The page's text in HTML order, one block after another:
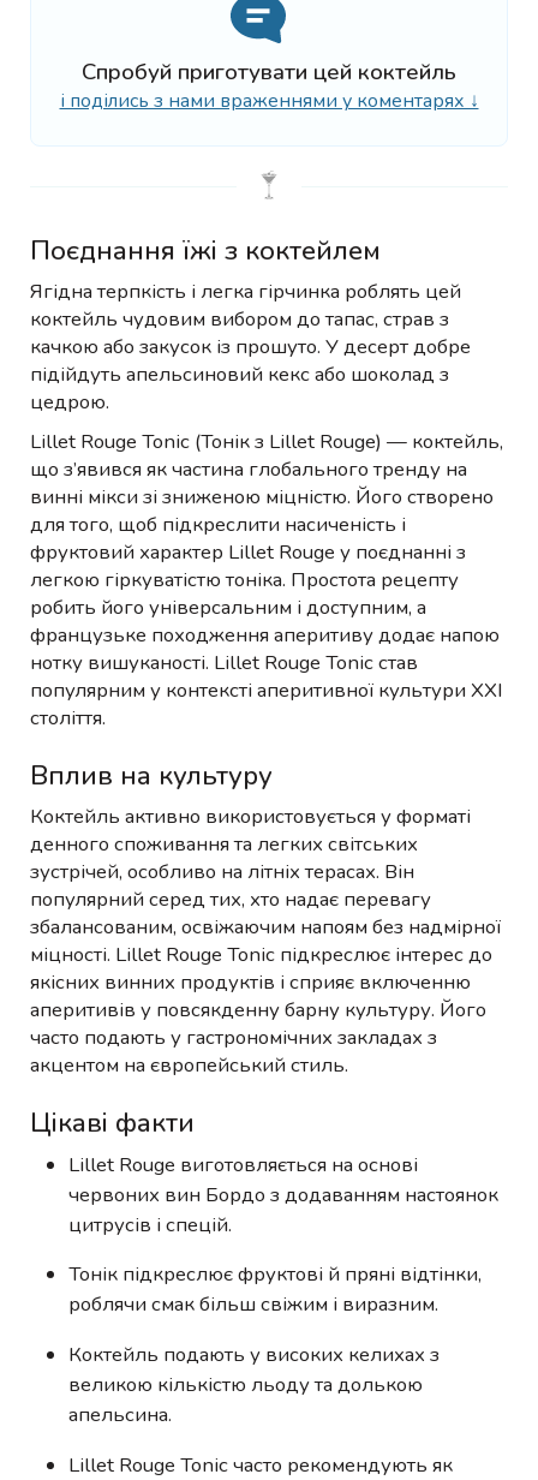
Спробуй приготувати цей коктейль
і поділись з нами враженнями у коментарях ↓
Поєднання їжі з коктейлем
Ягідна терпкість і легка гірчинка роблять цей
коктейль чудовим вибором до тапас, страв з
качкою або закусок із прошуто. У десерт добре
підійдуть апельсиновий кекс або шоколад з
цедрою.
Lillet Rouge Tonic (Тонік з Lillet Rouge) — коктейль,
що з’явився як частина глобального тренду на
винні мікси зі зниженою міцністю. Його створено
для того, щоб підкреслити насиченість і
фруктовий характер Lillet Rouge у поєднанні з
легкою гіркуватістю тоніка. Простота рецепту
робить його універсальним і доступним, а
французьке походження аперитиву додає напою
нотку вишуканості. Lillet Rouge Tonic став
популярним у контексті аперитивної культури XXI
століття.
Вплив на культуру
Коктейль активно використовується у форматі
денного споживання та легких світських
зустрічей, особливо на літніх терасах. Він
популярний серед тих, хто надає перевагу
збалансованим, освіжаючим напоям без надмірної
міцності. Lillet Rouge Tonic підкреслює інтерес до
якісних винних продуктів і сприяє включенню
аперитивів у повсякденну барну культуру. Його
часто подають у гастрономічних закладах з
акцентом на європейський стиль.
Цікаві факти
Lillet Rouge виготовляється на основі
червоних вин Бордо з додаванням настоянок
цитрусів і спецій.
Тонік підкреслює фруктові й пряні відтінки,
роблячи смак більш свіжим і виразним.
Коктейль подають у високих келихах з
великою кількістю льоду та долькою
апельсина.
Lillet Rouge Tonic часто рекомендують як